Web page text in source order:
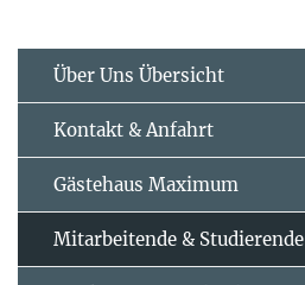
Über Uns Übersicht
Kontakt & Anfahrt
Gästehaus Maximum
Mitarbeitende & Studierende